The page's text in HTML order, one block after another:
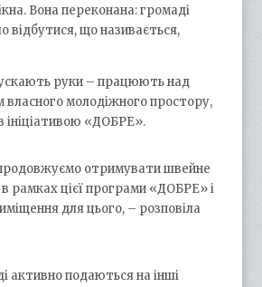
Вона переконана: громаді
відбутися, що називається,
руки – працюють над
молодіжного простору,
ініціативою «ДОБРЕ».
отримувати швейне
рамках цієї програми «ДОБРЕ» і
для цього, – розповіла
активно подаються на інші